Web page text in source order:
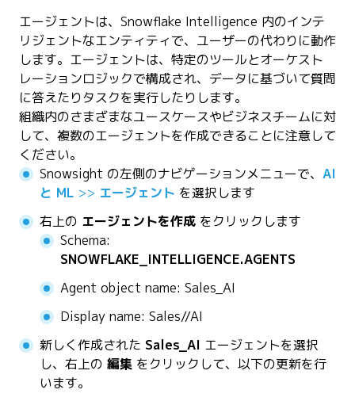
エージェントは、Snowflake Intelligence 内のインテ
リジェントなエンティティで、ユーザーの代わりに動作
します。エージェントは、特定のツールとオーケスト
レーションロジックで構成され、データに基づいて質問
に答えたりタスクを実行したりします。
組織内のさまざまなユースケースやビジネスチームに対
して、複数のエージェントを作成できることに注意して
ください。
Snowsight の左側のナビゲーションメニューで、 AI
と ML >> エージェント を選択します
右上の エージェントを作成 をクリックします
Schema:
SNOWFLAKE_INTELLIGENCE.AGENTS
Agent object name: Sales_AI
Display name: Sales//AI
新しく作成された Sales_AI エージェントを選択
し、右上の 編集 をクリックして、以下の更新を行
います。